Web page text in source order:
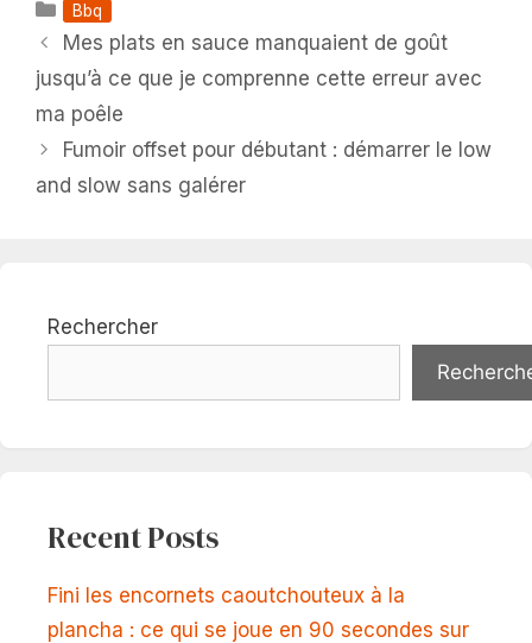
Catégories
Bbq
Mes plats en sauce manquaient de goût
jusqu’à ce que je comprenne cette erreur avec
ma poêle
Fumoir offset pour débutant : démarrer le low
and slow sans galérer
Rechercher
Recent Posts
Fini les encornets caoutchouteux à la
plancha : ce qui se joue en 90 secondes sur